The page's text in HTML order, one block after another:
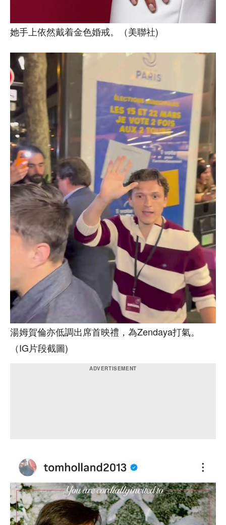
她手上依然戴着金色婚戒。（美聯社)
湯姆賀倫亦低調出席首映禮，為Zendaya打氣。
（IG片段截圖)